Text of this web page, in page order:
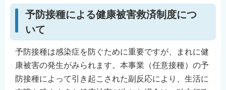
予防接種による健康被害救済制度につ
いて
予防接種は感染症を防ぐために重要ですが、まれに健
康被害の発生がみられます。本事業（任意接種）の予
防接種によって引き起こされた副反応により、生活に